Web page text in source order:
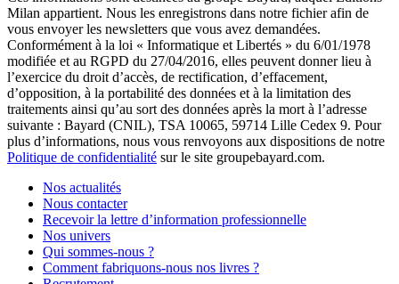
Milan appartient. Nous les enregistrons dans notre fichier afin de
vous envoyer les newsletters que vous avez demandées.
Conformément à la loi « Informatique et Libertés » du 6/01/1978
modifiée et au RGPD du 27/04/2016, elles peuvent donner lieu à
l’exercice du droit d’accès, de rectification, d’effacement,
d’opposition, à la portabilité des données et à la limitation des
traitements ainsi qu’au sort des données après la mort à l’adresse
suivante : Bayard (CNIL), TSA 10065, 59714 Lille Cedex 9. Pour
plus d’informations, nous vous renvoyons aux dispositions de notre
Politique de confidentialité sur le site groupebayard.com.
Nos actualités
Nous contacter
Recevoir la lettre d’information professionnelle
Nos univers
Qui sommes-nous ?
Comment fabriquons-nous nos livres ?